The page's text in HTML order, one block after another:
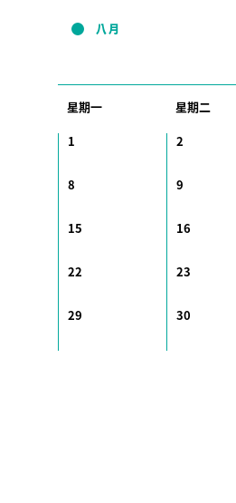
八月
星期一 星期二
1
2
8 9
15 16
22 23
29 30